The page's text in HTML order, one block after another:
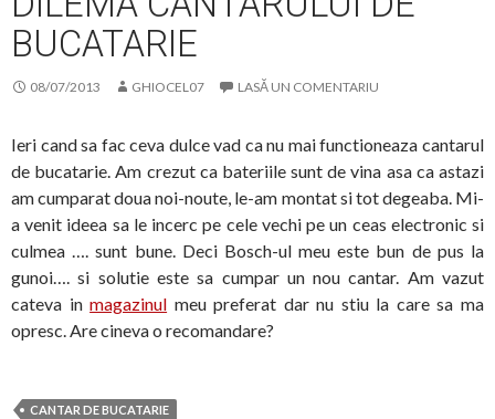
BUCATARIE
08/07/2013 GHIOCEL07 LASĂ UN COMENTARIU
Ieri cand sa fac ceva dulce vad ca nu mai functioneaza cantarul
de bucatarie. Am crezut ca bateriile sunt de vina asa ca astazi
am cumparat doua noi-noute, le-am montat si tot degeaba. Mi-
a venit ideea sa le incerc pe cele vechi pe un ceas electronic si
culmea …. sunt bune. Deci Bosch-ul meu este bun de pus la
gunoi…. si solutie este sa cumpar un nou cantar. Am vazut
cateva inmagazinul meu preferat dar nu stiu la care sa ma
opresc. Are cineva o recomandare?
CANTAR DE BUCATARIE